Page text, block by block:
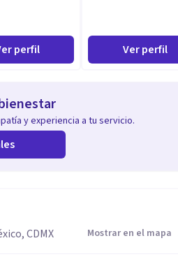
perfil Ver perfil
y experiencia a tu servicio.
CDMX
Mostrar en el mapa